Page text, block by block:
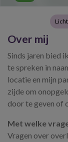
Over mij
Sinds jaren bied
te spreken in
locatie en mijn
zijde om
door te geven of
Met welke
Vragen over